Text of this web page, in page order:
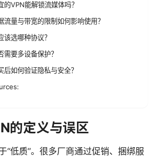
的VPN能解锁流媒体吗？
流量与带宽的限制如何影响使用？
该选哪种协议？
需要多设备保护？
后如何验证隐私与安全？
的定义与误区
“低质”。很多厂商通过促销、捆绑服